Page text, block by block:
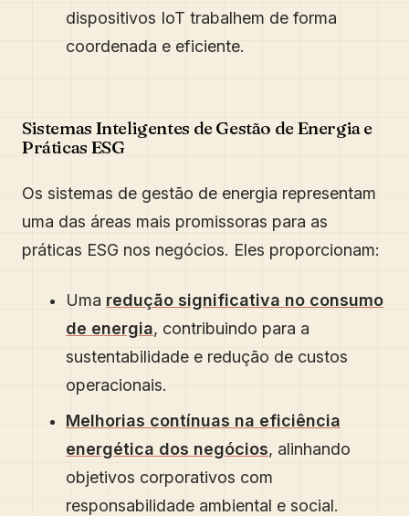
dispositivos IoT trabalhem de forma
coordenada e eficiente.
Sistemas Inteligentes de Gestão de Energia e
Práticas ESG
Os sistemas de gestão de energia representam
uma das áreas mais promissoras para as
práticas ESG nos negócios. Eles proporcionam:
Uma redução significativa no consumo
de energia, contribuindo para a
sustentabilidade e redução de custos
operacionais.
Melhorias contínuas na eficiência
energética dos negócios, alinhando
objetivos corporativos com
responsabilidade ambiental e social.